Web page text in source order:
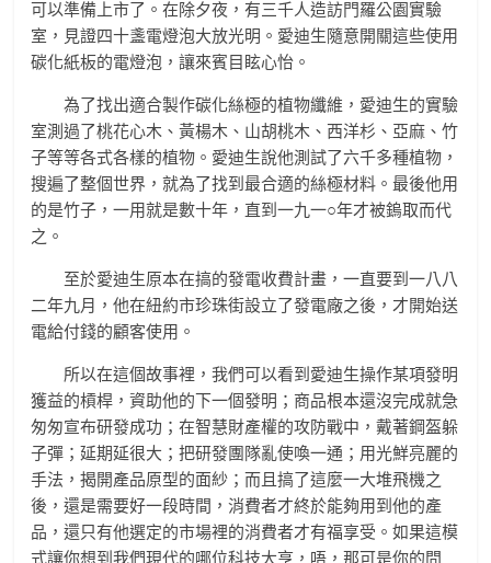
可以準備上市了。在除夕夜，有三千人造訪門羅公園實驗
室，見證四十盞電燈泡大放光明。愛迪生隨意開關這些使用
碳化紙板的電燈泡，讓來賓目眩心怡。
為了找出適合製作碳化絲極的植物纖維，愛迪生的實驗
室測過了桃花心木、黃楊木、山胡桃木、西洋杉、亞麻、竹
子等等各式各樣的植物。愛迪生說他測試了六千多種植物，
搜遍了整個世界，就為了找到最合適的絲極材料。最後他用
的是竹子，一用就是數十年，直到一九一○年才被鎢取而代
之。
至於愛迪生原本在搞的發電收費計畫，一直要到一八八
二年九月，他在紐約市珍珠街設立了發電廠之後，才開始送
電給付錢的顧客使用。
所以在這個故事裡，我們可以看到愛迪生操作某項發明
獲益的槓桿，資助他的下一個發明；商品根本還沒完成就急
匆匆宣布研發成功；在智慧財產權的攻防戰中，戴著鋼盔躲
子彈；延期延很大；把研發團隊亂使喚一通；用光鮮亮麗的
手法，揭開產品原型的面紗；而且搞了這麼一大堆飛機之
後，還是需要好一段時間，消費者才終於能夠用到他的產
品，還只有他選定的市場裡的消費者才有福享受。如果這模
式讓你想到我們現代的哪位科技大亨，唔，那可是你的問